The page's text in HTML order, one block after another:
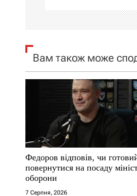
і
я
а
и
с
і
в
Вам також може
Федоров відповів, чи
повернутися на посаду
оборони
7 Серпня, 2026